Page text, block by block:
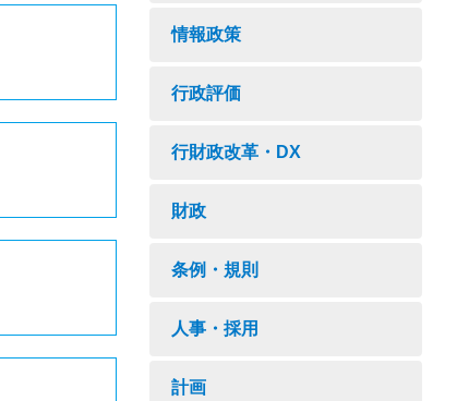
情報政策
行政評価
行財政改革・DX
財政
条例・規則
人事・採用
計画